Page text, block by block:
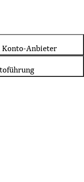
Anbieter